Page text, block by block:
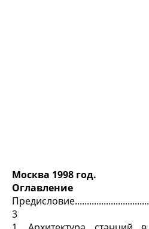
Москва 1998 год.
Оглавление
3